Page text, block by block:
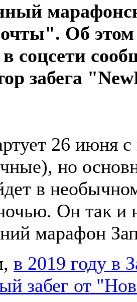
Об этом
в соцсети
забега
26 июня
но
в
Он так и
марафон
в 2019 году в
забег от